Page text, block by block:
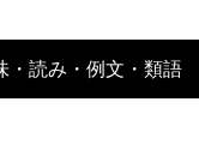
・読み・例文・類語